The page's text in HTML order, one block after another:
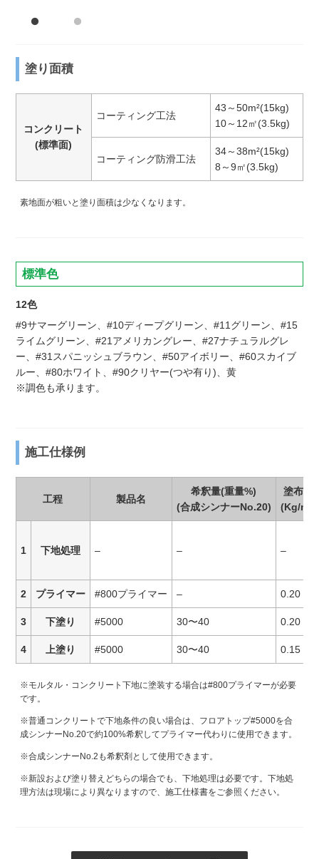
塗り面積
コンクリート
(標準面)
コーティング工法
43～50m²(15kg)
10～12㎡(3.5kg)
コーティング防滑工法
34～38m²(15kg)
8～9㎡(3.5kg)
素地面が粗いと塗り面積は少なくなります。
標準色
12色
#9サマーグリーン、#10ディープグリーン、#11グリーン、#15
ライムグリーン、#21アメリカングレー、#27ナチュラルグレ
ー、#31スパニッシュブラウン、#50アイボリー、#60スカイブ
ルー、#80ホワイト、#90クリヤー(つや有り)、黄
※調色も承ります。
施工仕様例
工程 製品名
希釈量(重量%)
(合成シンナーNo.20)
塗布量
(Kg/m²)
1 下地処理 – – –
2 プライマー #800プライマー – 0.20
3 下塗り #5000 30〜40 0.20
4 上塗り #5000 30〜40 0.15
※モルタル・コンクリート下地に塗装する場合は#800プライマーが必要
です。
※普通コンクリートで下地条件の良い場合は、フロアトップ#5000を合
成シンナーNo.20で約100%希釈してプライマー代わりに使用できます。
※合成シンナーNo.2も希釈剤として使用できます。
※新設および塗り替えどちらの場合でも、下地処理は必要です。下地処
理方法は現場により異なりますので、施工仕様書をご参照ください。